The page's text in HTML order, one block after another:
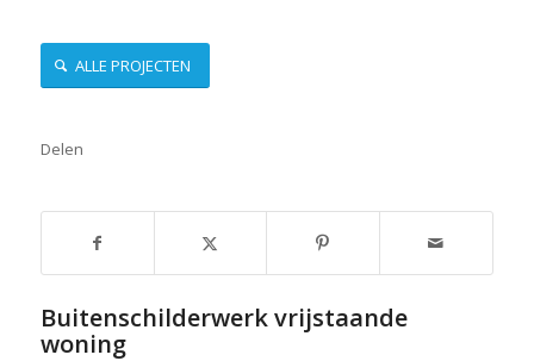
ALLE PROJECTEN
Delen
Buitenschilderwerk vrijstaande
woning